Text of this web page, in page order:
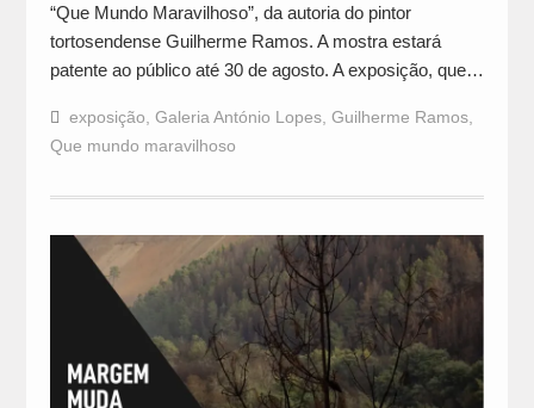
“Que Mundo Maravilhoso”, da autoria do pintor
tortosendense Guilherme Ramos. A mostra estará
patente ao público até 30 de agosto. A exposição, que…
exposição Galeria António Lopes, Guilherme Ramos,
Que mundo maravilhoso